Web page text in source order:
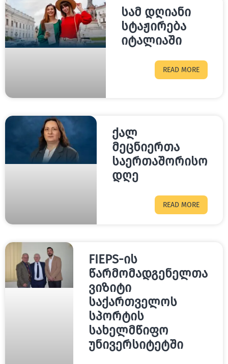
სამ დღიანი
სტაჟირება
იტალიაში
READ MORE
ქალ
მეცნიერთა
საერთაშორისო
დღე
READ MORE
FIEPS-ის
წარმომადგენელთა
ვიზიტი
საქართველოს
სპორტის
სახელმწიფო
უნივერსიტეტში